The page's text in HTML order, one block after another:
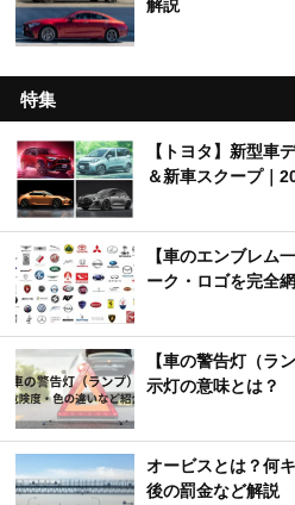
解説
特集
【トヨタ】新型車
＆新車スクープ｜
【車のエンブレム
ーク・ロゴを完全
【車の警告灯（ラ
示灯の意味とは？
オービスとは？何
後の罰金など解説